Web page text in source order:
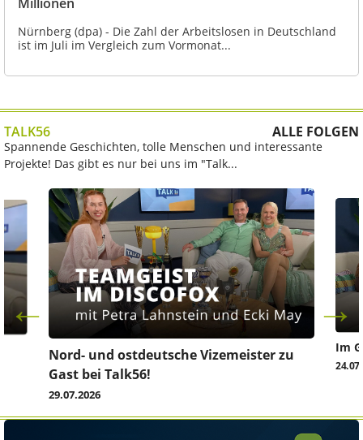
Nürnberg (dpa) - Die Zahl der Arbeitslosen in Deutschland
ist im Juli im Vergleich zum Vormonat...
TALK56 ALLE FOLGEN
Spannende Geschichten, tolle Menschen und interessante
Projekte! Das gibt es nur bei uns im "Talk...
Nord- und ostdeutsche Vizemeister zu
Gast bei Talk56!
29.07.2026
Im